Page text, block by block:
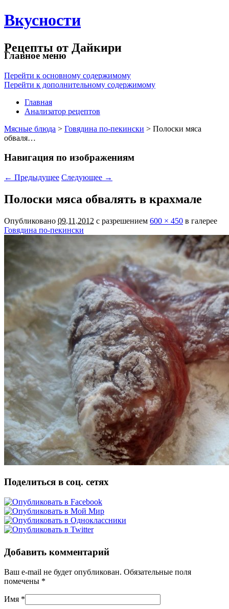
Вкусности
Рецепты от Дайкири
Главное меню
Перейти к основному содержимому
Перейти к дополнительному содержимому
Главная
Анализатор рецептов
Мясные блюда > Говядина по-пекински > Полоски мяса
обваля…
Навигация по изображениям
← Предыдущее Следующее →
Полоски мяса обвалять в крахмале
Опубликовано 09.11.2012 с разрешением 600 × 450 в галерее
Говядина по-пекински
Поделиться в соц. сетях
Добавить комментарий
Ваш e-mail не будет опубликован. Обязательные поля
помечены *
Имя *